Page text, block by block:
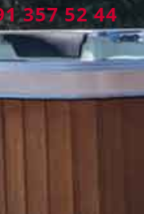
357 52 44